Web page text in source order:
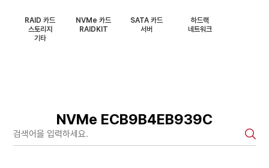
RAID 카드 NVMe 카드 SATA 카드
하드랙
스토리지
RAIDKIT 서버
네트워크
기타
NVMe ECB9B4EB939C